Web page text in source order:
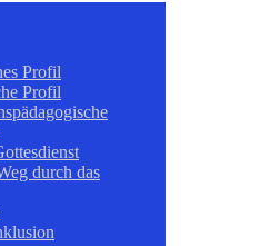
Profil
Profil
durch das